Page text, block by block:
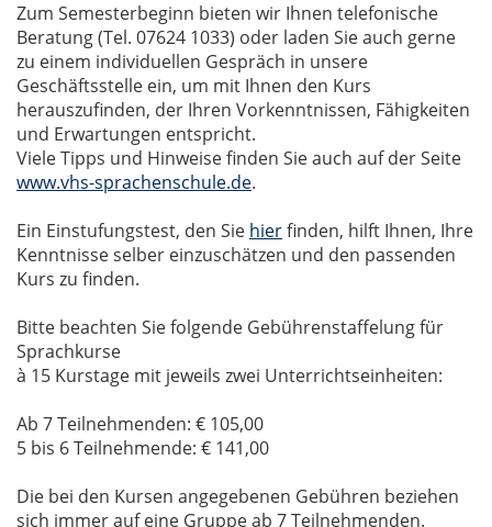
Zum Semesterbeginn bieten wir Ihnen telefonische
Beratung (Tel. 07624 1033) oder laden Sie auch gerne
zu einem individuellen Gespräch in unsere
Geschäftsstelle ein, um mit Ihnen den Kurs
herauszufinden, der Ihren Vorkenntnissen, Fähigkeiten
und Erwartungen entspricht.
Viele Tipps und Hinweise finden Sie auch auf der Seite
www.vhs-sprachenschule.de.
Ein Einstufungstest, den Sie hierfinden, hilft Ihnen, Ihre
Kenntnisse selber einzuschätzen und den passenden
Kurs zu finden.
Bitte beachten Sie folgende Gebührenstaffelung für
Sprachkurse
à 15 Kurstage mit jeweils zwei Unterrichtseinheiten:
Ab 7 Teilnehmenden: € 105,00
5 bis 6 Teilnehmende: € 141,00
Die bei den Kursen angegebenen Gebühren beziehen
sich immer auf eine Gruppe ab 7 Teilnehmenden.